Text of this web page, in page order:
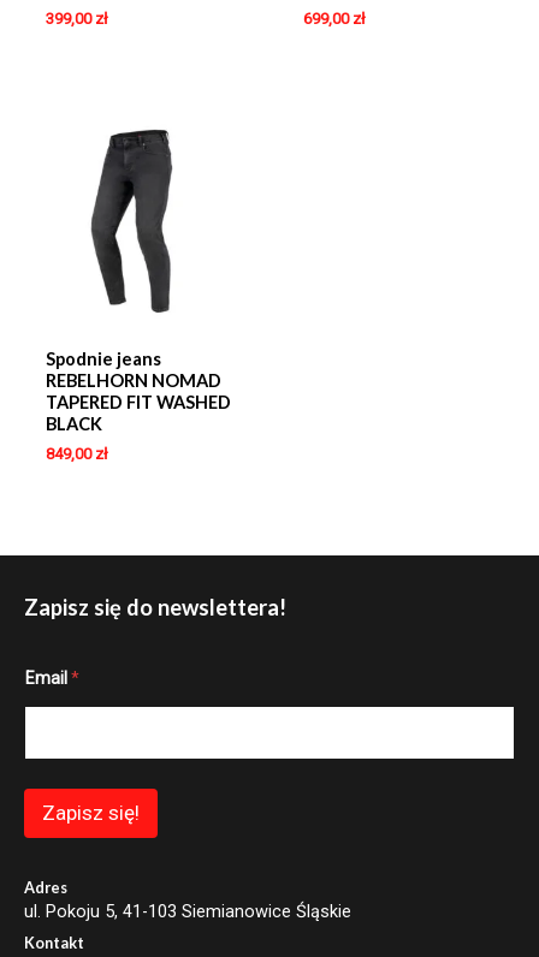
399,00 zł 699,00 zł
Spodnie jeans
REBELHORN NOMAD
TAPERED FIT WASHED
BLACK
849,00 zł
Zapisz się do newslettera!
m
E
l
m
a
l
Email *
Zapisz się!
Adres
ul. Pokoju 5, 41-103 Siemianowice Śląskie
Kontakt